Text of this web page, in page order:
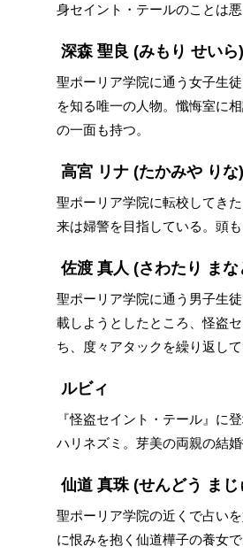
身セイント・テールのことは
深森 聖良 (みもり せいら)
聖ポーリア学院に通う女子生
を知る唯一の人物。懺悔室に
の一面も持つ。
高宮 リナ (たかみや りな)
聖ポーリア学院に転校してき
来は婦警を目指している。頭
佐渡 真人 (さわたり まな
聖ポーリア学院に通う男子生
載しようとしたところ、怪盗
ち、度々アタックを繰り返して
ルビィ
『怪盗セイント・テール』に
ハリネズミ。芽美の両親の結
仙道 真珠 (せんどう まじ
聖ポーリア学院の近くで占い
に恨みを抱く仙道樺子の養女